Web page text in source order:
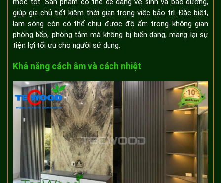
mốc tốt. Sản phẩm có thể dễ dàng vệ sinh và bảo dưỡng,
giúp gia chủ tiết kiệm thời gian trong việc bảo trì. Đặc biệt,
lam sóng còn có thể chịu được độ ẩm trong không gian
phòng bếp, phòng tắm mà không bị biến dạng, mang lại sự
tiện lợi tối ưu cho người sử dụng.
Khả năng cách âm và cách nhiệt